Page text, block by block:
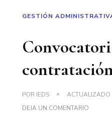
GESTIÓN
POR IEDS ACTUALIZADO
DEJA UN COMENTARIO